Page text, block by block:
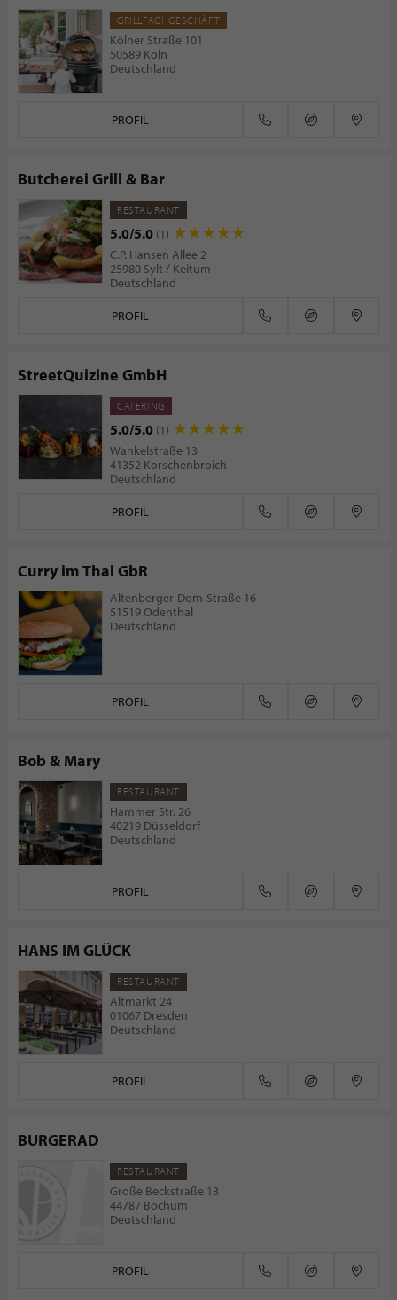
GRILLFACHGESCHÄFT
Kölner Straße 101
50589 Köln
Deutschland
PROFIL
Butcherei Grill & Bar
RESTAURANT
5.0/5.0 (1)
C.P. Hansen Allee 2
25980 Sylt / Keitum
Deutschland
PROFIL
StreetQuizine GmbH
CATERING
5.0/5.0 (1)
Wankelstraße 13
41352 Korschenbroich
Deutschland
PROFIL
Curry im Thal GbR
Altenberger-Dom-Straße 16
51519 Odenthal
Deutschland
PROFIL
Bob & Mary
RESTAURANT
Hammer Str. 26
40219 Düsseldorf
Deutschland
PROFIL
HANS IM GLÜCK
RESTAURANT
Altmarkt 24
01067 Dresden
Deutschland
PROFIL
BURGERAD
RESTAURANT
Große Beckstraße 13
44787 Bochum
Deutschland
PROFIL